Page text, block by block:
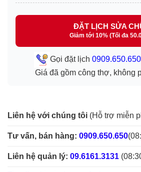
ĐẶT LỊCH SỬA
Giảm tới 10% (Tối đa
Gọi đặt lịch 0909.650.650
Giá đã gồm công thợ, không
Liên hệ với chúng tôi (Hỗ trợ miễn
Tư vấn, bán hàng: 0909.650.650
Liên hệ quản lý: 09.6161.3131